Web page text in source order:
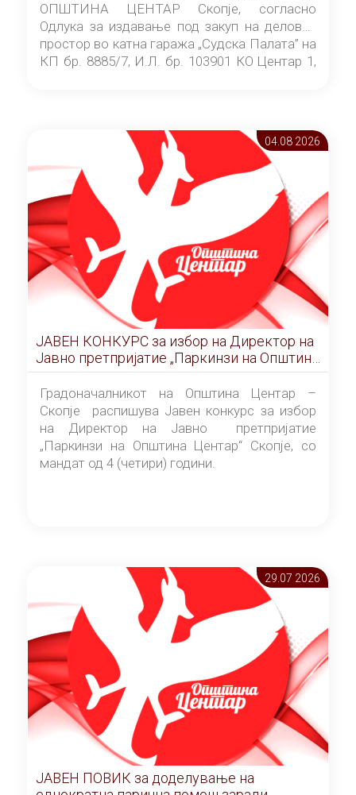
ОПШТИНА ЦЕНТАР Скопје, согласно
Одлука за издавање под закуп на деловен
простор во катна гаража „Судска Палата” на
КП бр. 8885/7, И.Л. бр. 103901 КО Центар 1,
Скопје” број 9/2026), за времетраење од 3
(три) години од денот на потпишувањето на
Договорот за закуп со најповолниот
понудувач.
04.08 2026
ЈАВЕН КОНКУРС за избор на Директор на
Јавно претпријатие „Паркинзи на Општина
Центар“ – Скопје
Градоначалникот на Општина Центар –
Скопје распишува Јавен конкурс за избор
на Директор на Јавно претпријатие
„Паркинзи на Општина Центар“ Скопје, со
мандат од 4 (четири) години.
29.07 2026
ЈАВЕН ПОВИК за доделување на